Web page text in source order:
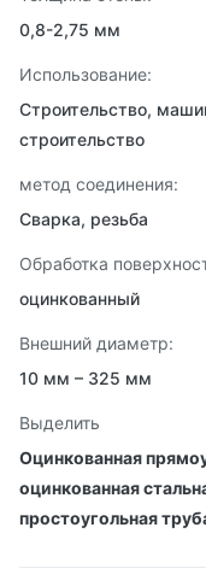
0,8-2,75 мм
Использование:
Строительство,
строительство
метод соединения:
Сварка, резьба
Обработка
оцинкованный
Внешний диаметр:
10 мм – 325 мм
Выделить
Оцинкованная
оцинкованная
простоугольная